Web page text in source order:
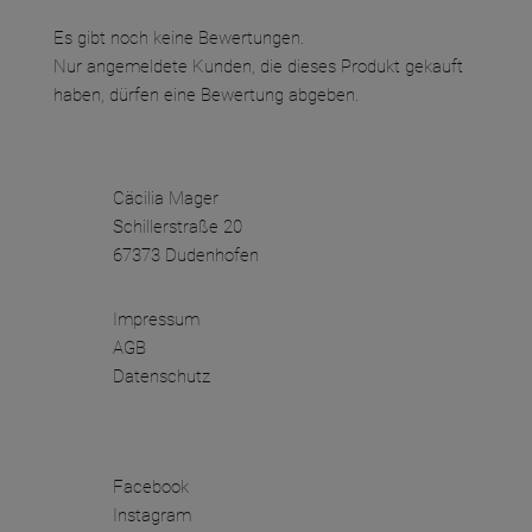
Es gibt noch keine Bewertungen.
Nur angemeldete Kunden, die dieses Produkt gekauft
haben, dürfen eine Bewertung abgeben.
Cäcilia Mager
Schillerstraße 20
67373 Dudenhofen
Impressum
AGB
Datenschutz
Facebook
Instagram